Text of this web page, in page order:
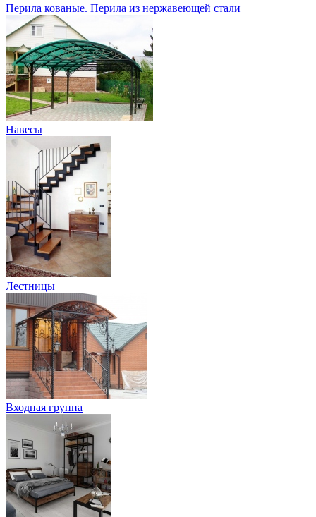
Перила кованые. Перила из нержавеющей стали
Навесы
Лестницы
Входная группа